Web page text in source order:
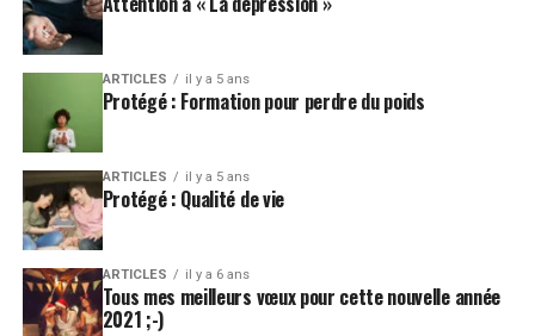
ARTICLES il y a 5 ans
Protégé : Formation pour perdre du poids
ARTICLES il y a 5 ans
Protégé : Qualité de vie
ARTICLES il y a 6 ans
Tous mes meilleurs vœux pour cette nouvelle année
2021 ;-)